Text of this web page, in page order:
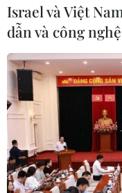
Israel và Việt
dẫn và công